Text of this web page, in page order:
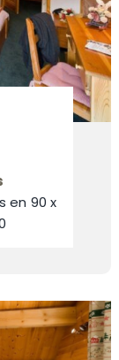
en 90 x